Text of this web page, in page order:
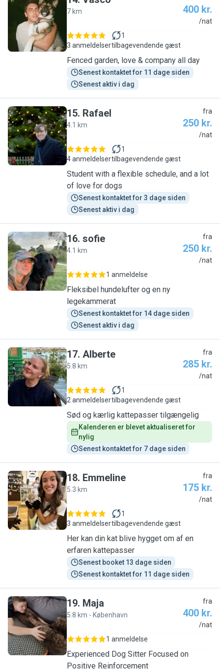
V
7 km 400 kr.
/nat
3 anmeldelser
1
tilbagevendende gæst
Fenced garden, love & company all day
Senest kontaktet for 11 dage siden
Senest aktiv i dag
R
15. Rafael
4.1 km
fra
250 kr.
/nat
4 anmeldelser
1
tilbagevendende gæst
Student with a flexible schedule, and a lot
of love for dogs
Senest kontaktet for 3 dage siden
Senest aktiv i dag
S
16. sofie
4.1 km
fra
250 kr.
/nat
1 anmeldelse
Fleksibel hundelufter og en ny
legekammerat
Senest kontaktet for 14 dage siden
Senest aktiv i dag
A
17. Alberte
5.8 km
fra
285 kr.
/nat
2 anmeldelser
1
tilbagevendende gæst
Sød og kærlig kattepasser tilgængelig
Kalenderen er blevet aktualiseret for
nylig
Senest kontaktet for 7 dage siden
E
18. Emmeline
5.3 km
fra
175 kr.
/nat
3 anmeldelser
1
tilbagevendende gæst
Her kan din kat blive hygget om af en
erfaren kattepasser
Senest booket 13 dage siden
Senest kontaktet for 11 dage siden
M
19. Maja
5.8 km - København
fra
400 kr.
/nat
1 anmeldelse
Experienced Dog Sitter Focused on
Positive Reinforcement